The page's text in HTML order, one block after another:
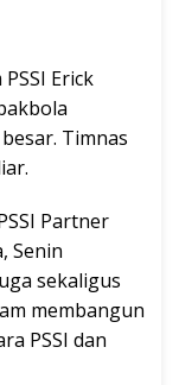
Erick
Timnas
Partner
Senin
sekaligus
membangun
PSSI dan